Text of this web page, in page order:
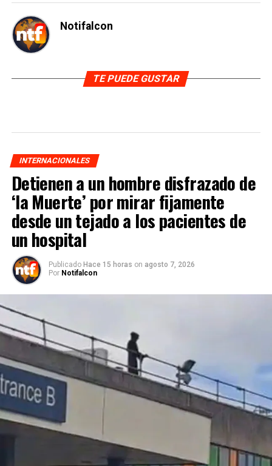
Notifalcon
TE PUEDE GUSTAR
INTERNACIONALES
Detienen a un hombre disfrazado de
‘la Muerte’ por mirar fijamente
desde un tejado a los pacientes de
un hospital
Publicado Hace 15 horas on agosto 7, 2026
Por Notifalcon